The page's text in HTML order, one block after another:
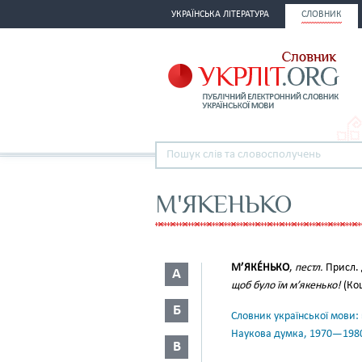
УКРАЇНСЬКА ЛІТЕРАТУРА СЛОВНИК
М'ЯКЕНЬКО
А
Б
В
М’ЯКЕ́НЬКО, пестл. Присл.
щоб було їм м’якенько!
Словник української
Наукова думка,